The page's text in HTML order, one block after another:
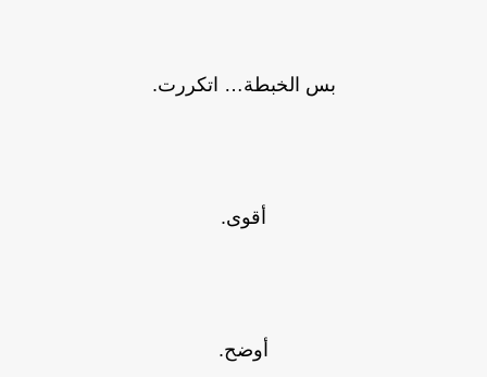
بس الخبطة… اتكررت.
أقوى.
أوضح.